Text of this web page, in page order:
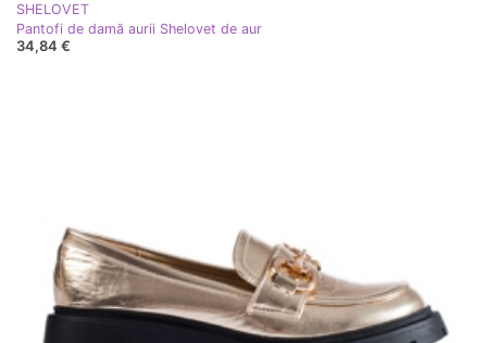
SHELOVET
Pantofi de damă aurii Shelovet de aur
34,84 €